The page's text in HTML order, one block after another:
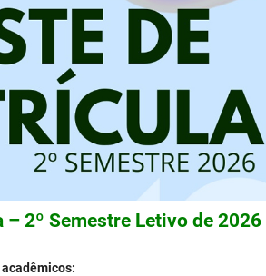
2º Semestre Letivo de 2026